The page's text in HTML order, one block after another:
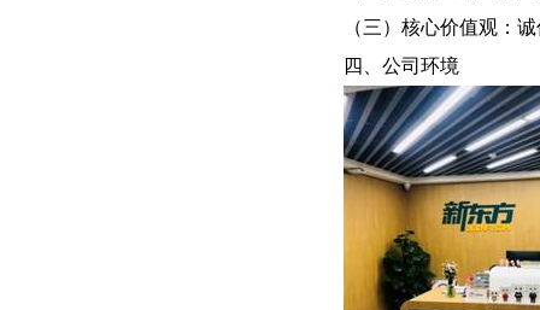
（三）核心价值观：
四、公司环境